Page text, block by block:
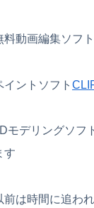
料動画編集ソフト
イントソフト
モデリングソフ
す
前は時間に追わ